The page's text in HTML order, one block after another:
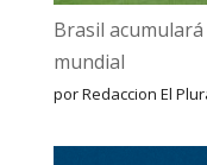
Brasil
mundial
por Redaccion El